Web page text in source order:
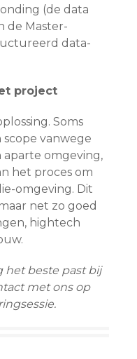
(de data
de Master-
data-
project
Soms
vanwege
aparte omgeving,
het proces om
omgeving. Dit
net zo goed
hightech
beste past bij
met ons op